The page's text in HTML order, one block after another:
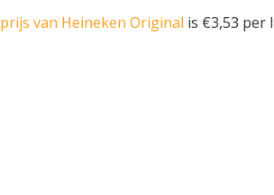
prijs van Heineken Original is €3,53 per